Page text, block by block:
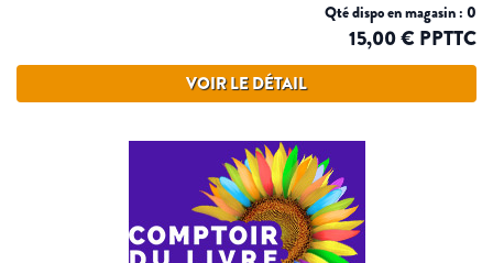
Qté dispo en magasin : 0
15,00 € PPTTC
VOIR LE DÉTAIL